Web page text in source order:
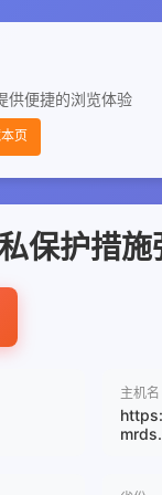
供便捷的浏览体验
本页
保护措
主机名